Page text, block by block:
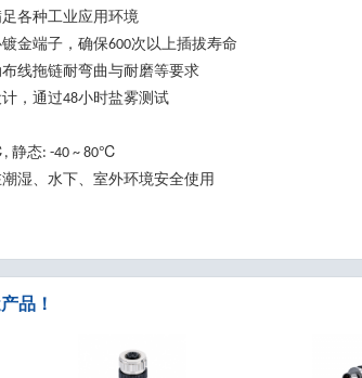
各种工业应用环境
金端子，确保600次以上插拔寿命
线拖链耐弯曲与耐磨等要求
，通过48小时盐雾测试
静态: -40 ~ 80℃
潮湿、水下、室外环境安全使用
品！